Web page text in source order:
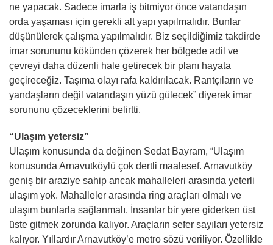
ne yapacak. Sadece imarla iş bitmiyor önce vatandaşın
orda yaşaması için gerekli alt yapı yapılmalıdır. Bunlar
düşünülerek çalışma yapılmalıdır. Biz seçildiğimiz takdirde
imar sorununu kökünden çözerek her bölgede adil ve
çevreyi daha düzenli hale getirecek bir planı hayata
geçireceğiz. Taşıma olayı rafa kaldırılacak. Rantçıların ve
yandaşların değil vatandaşın yüzü gülecek” diyerek imar
sorununu çözeceklerini belirtti.
“Ulaşım yetersiz”
Ulaşım konusunda da değinen Sedat Bayram, “Ulaşım
konusunda Arnavutköylü çok dertli maalesef. Arnavutköy
geniş bir araziye sahip ancak mahalleleri arasında yeterli
ulaşım yok. Mahalleler arasında ring araçları olmalı ve
ulaşım bunlarla sağlanmalı. İnsanlar bir yere giderken üst
üste gitmek zorunda kalıyor. Araçların sefer sayıları yetersiz
kalıyor. Yıllardır Arnavutköy’e metro sözü veriliyor. Özellikle